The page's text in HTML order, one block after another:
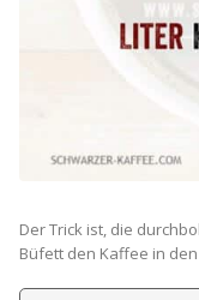
Der Trick ist, die
Büfett den Kaffee in